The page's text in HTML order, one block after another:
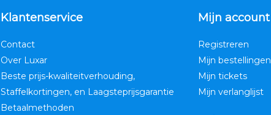
Klantenservice
Contact
Over Luxar
Beste prijs-kwaliteitverhouding,
Staffelkortingen, en Laagsteprijsgarantie
Betaalmethoden
Mijn account
Registreren
Mijn bestellingen
Mijn tickets
Mijn verlanglijst